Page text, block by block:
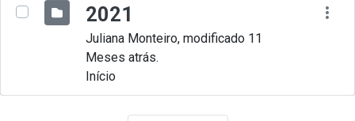
2021
Juliana Monteiro, modificado 11
Meses atrás.
Início